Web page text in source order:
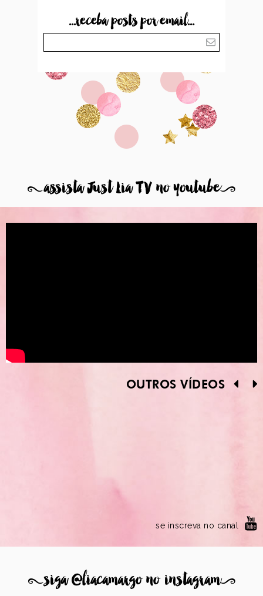
...receba posts por email...
8assista Just Lia TV no youtube9
OUTROS VÍDEOS
se inscreva no canal
8siga @liacamargo no instagram9